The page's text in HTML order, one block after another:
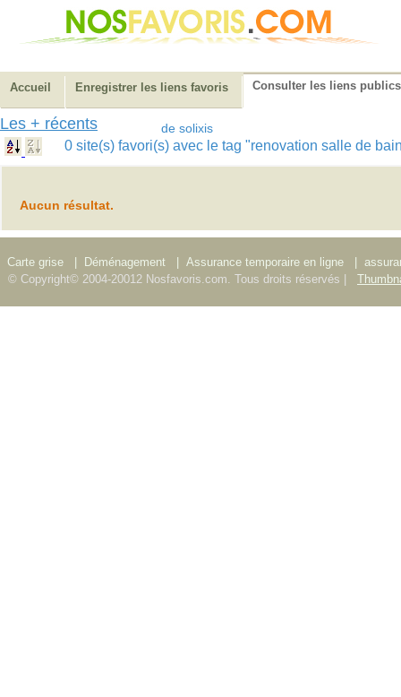
Accueil Enregistrer les liens favoris Consulter les liens publics
Les + récents de solixis
0 site(s) favori(s) avec le tag "renovation salle de
Aucun résultat.
Carte grise Déménagement Assurance temporaire en ligne
© Copyright© 2004-20012 Nosfavoris.com. Tous droits réservés |